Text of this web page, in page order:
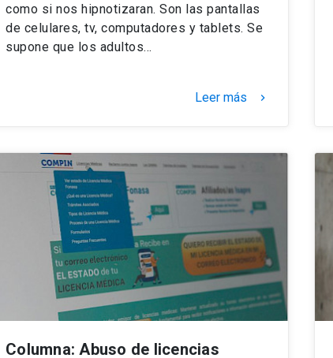
como si nos hipnotizaran. Son las pantallas
de celulares, tv, computadores y tablets. Se
supone que los adultos…
Leer más keyboard_arrow_right
Columna: Abuso de licencias